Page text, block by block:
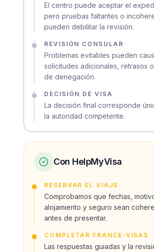
El centro puede aceptar el
pero pruebas faltantes o
pueden debilitar la revisión.
REVISIÓN CONSULAR
Problemas evitables pueden
solicitudes adicionales, retrasos
de denegación.
DECISIÓN DE VISA
La decisión final corresponde
la autoridad competente.
Con HelpMyVisa
RESERVAR EL VIAJE
Comprobamos que fechas,
alojamiento y seguro sean
antes de presentar.
COMPLETAR FRANCE-VISAS
Las respuestas guiadas y la